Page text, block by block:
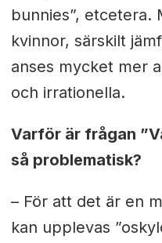
bunnies”, etcetera.
kvinnor, särskilt
anses mycket mer
och irrationella.
Varför är frågan
så problematisk?
– För att det är en
kan upplevas